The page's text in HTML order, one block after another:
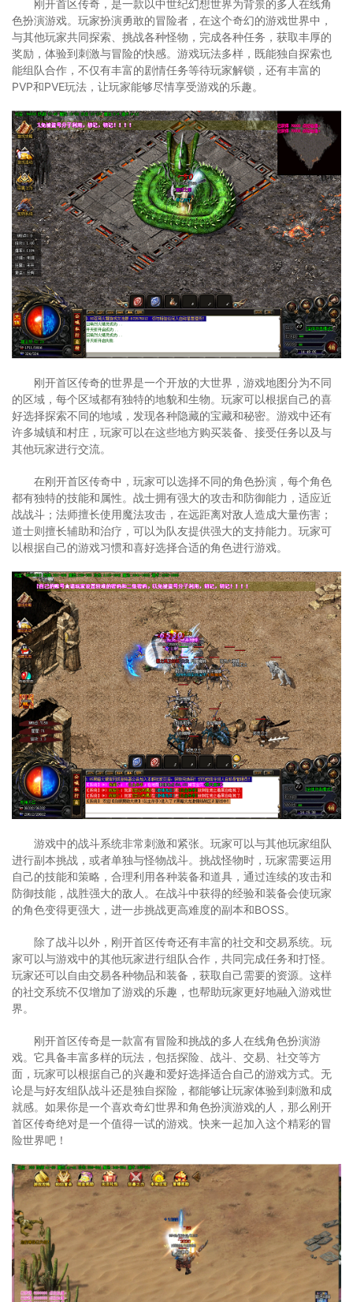
刚开首区传奇，是一款以中世纪幻想世界为背景的多人在线角
色扮演游戏。玩家扮演勇敢的冒险者，在这个奇幻的游戏世界中，
与其他玩家共同探索、挑战各种怪物，完成各种任务，获取丰厚的
奖励，体验到刺激与冒险的快感。游戏玩法多样，既能独自探索也
能组队合作，不仅有丰富的剧情任务等待玩家解锁，还有丰富的
PVP和PVE玩法，让玩家能够尽情享受游戏的乐趣。
刚开首区传奇的世界是一个开放的大世界，游戏地图分为不同
的区域，每个区域都有独特的地貌和生物。玩家可以根据自己的喜
好选择探索不同的地域，发现各种隐藏的宝藏和秘密。游戏中还有
许多城镇和村庄，玩家可以在这些地方购买装备、接受任务以及与
其他玩家进行交流。
在刚开首区传奇中，玩家可以选择不同的角色扮演，每个角色
都有独特的技能和属性。战士拥有强大的攻击和防御能力，适应近
战战斗；法师擅长使用魔法攻击，在远距离对敌人造成大量伤害；
道士则擅长辅助和治疗，可以为队友提供强大的支持能力。玩家可
以根据自己的游戏习惯和喜好选择合适的角色进行游戏。
游戏中的战斗系统非常刺激和紧张。玩家可以与其他玩家组队
进行副本挑战，或者单独与怪物战斗。挑战怪物时，玩家需要运用
自己的技能和策略，合理利用各种装备和道具，通过连续的攻击和
防御技能，战胜强大的敌人。在战斗中获得的经验和装备会使玩家
的角色变得更强大，进一步挑战更高难度的副本和BOSS。
除了战斗以外，刚开首区传奇还有丰富的社交和交易系统。玩
家可以与游戏中的其他玩家进行组队合作，共同完成任务和打怪。
玩家还可以自由交易各种物品和装备，获取自己需要的资源。这样
的社交系统不仅增加了游戏的乐趣，也帮助玩家更好地融入游戏世
界。
刚开首区传奇是一款富有冒险和挑战的多人在线角色扮演游
戏。它具备丰富多样的玩法，包括探险、战斗、交易、社交等方
面，玩家可以根据自己的兴趣和爱好选择适合自己的游戏方式。无
论是与好友组队战斗还是独自探险，都能够让玩家体验到刺激和成
就感。如果你是一个喜欢奇幻世界和角色扮演游戏的人，那么刚开
首区传奇绝对是一个值得一试的游戏。快来一起加入这个精彩的冒
险世界吧！